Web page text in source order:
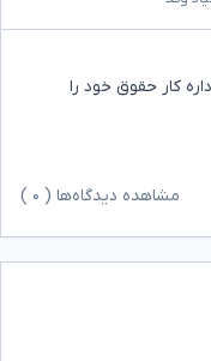
کار حقوق خود را
مشاهده دیدگاه‌ها ( ۰